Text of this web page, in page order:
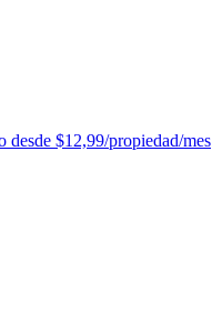
desde $12,99/propiedad/mes